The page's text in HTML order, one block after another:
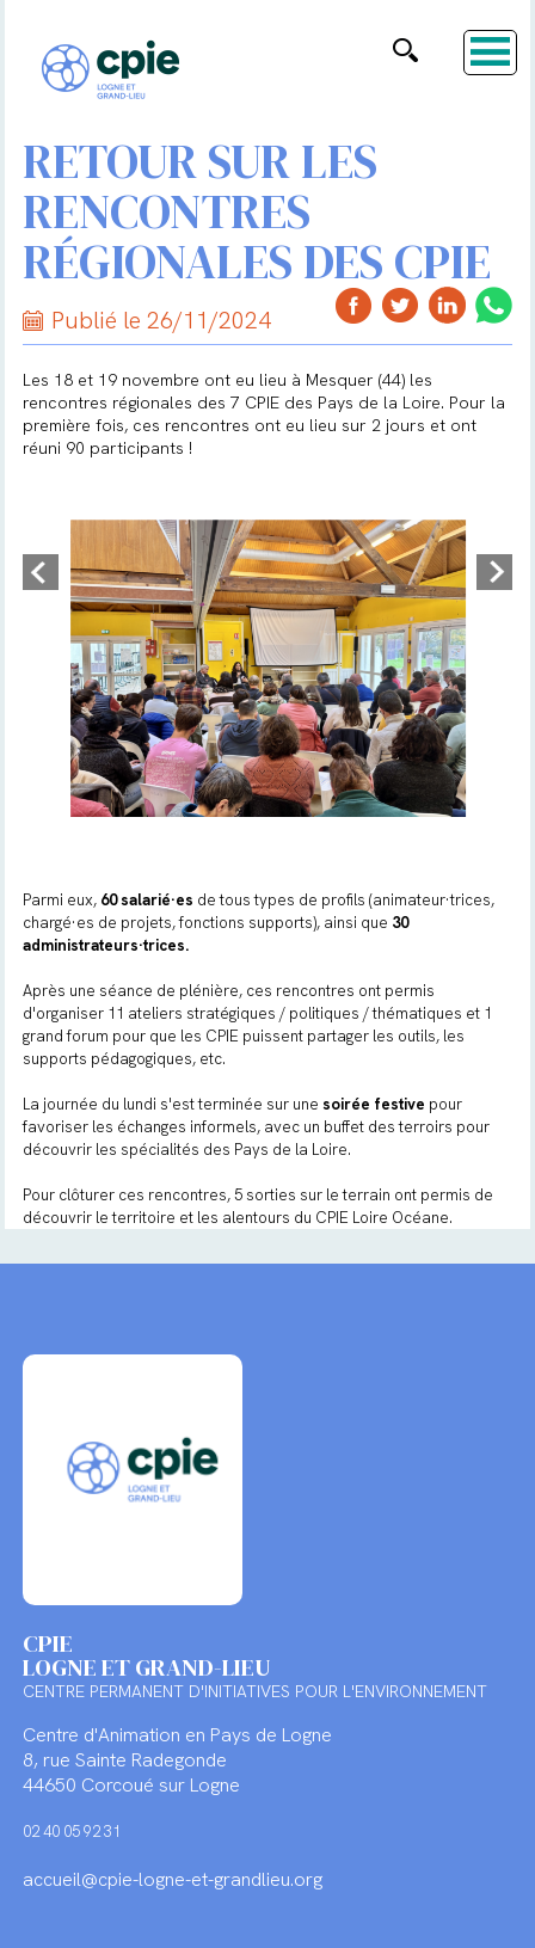
RETOUR SUR LES
RENCONTRES
RÉGIONALES DES CPIE
Publié le 26/11/2024
Les 18 et 19 novembre ont eu lieu à Mesquer (44) les
rencontres régionales des 7 CPIE des Pays de la Loire. Pour la
première fois, ces rencontres ont eu lieu sur 2 jours et ont
réuni 90 participants !
Parmi eux, 60 salarié·es de tous types de profils (animateur·trices,
chargé·es de projets, fonctions supports), ainsi que 30
administrateurs·trices.
Après une séance de plénière, ces rencontres ont permis
d'organiser 11 ateliers stratégiques / politiques / thématiques et 1
grand forum pour que les CPIE puissent partager les outils, les
supports pédagogiques, etc.
La journée du lundi s'est terminée sur une soirée festive pour
favoriser les échanges informels, avec un buffet des terroirs pour
découvrir les spécialités des Pays de la Loire.
Pour clôturer ces rencontres, 5 sorties sur le terrain ont permis de
découvrir le territoire et les alentours du CPIE Loire Océane.
CPIE
LOGNE ET GRAND-LIEU
CENTRE PERMANENT D'INITIATIVES POUR L'ENVIRONNEMENT
Centre d'Animation en Pays de Logne
8, rue Sainte Radegonde
44650 Corcoué sur Logne
02 40 05 92 31
accueil@cpie-logne-et-grandlieu.org